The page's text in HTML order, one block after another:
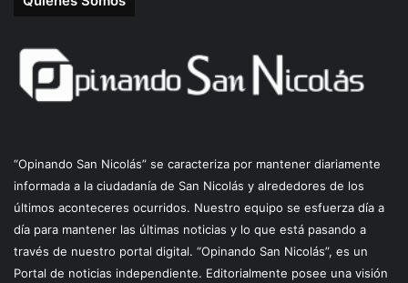
“Opinando San Nicolás” se caracteriza por mantener diariamente
informada a la ciudadanía de San Nicolás y alrededores de los
últimos aconteceres ocurridos. Nuestro equipo se esfuerza día a
día para mantener las últimas noticias y lo que está pasando a
través de nuestro portal digital. “Opinando San Nicolás”, es un
Portal de noticias independiente. Editorialmente posee una visión